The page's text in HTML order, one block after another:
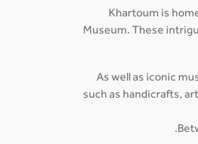
Khartoum is
Museum. These
As well as iconic
such as handicrafts,